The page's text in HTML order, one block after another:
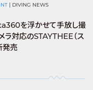
| DIVING NEWS
を浮かせて手放し撮
ラ対応のSTAYTHEE（ス
発売